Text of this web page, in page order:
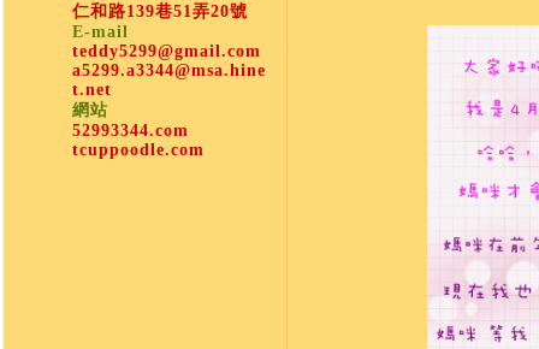
仁和路139巷51弄20號
E-mail
teddy5299@gmail.com
a5299.a3344@msa.hine
t.net
網站
52993344.com
tcuppoodle.com